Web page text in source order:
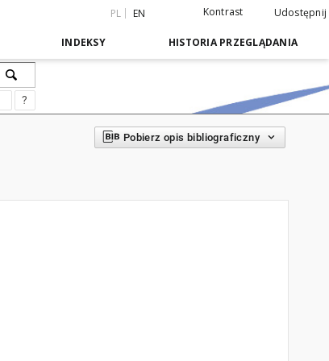
PL EN Kontrast Udostępnij
INDEKSY HISTORIA PRZEGLĄDANIA
?
Pobierz opis bibliograficzny